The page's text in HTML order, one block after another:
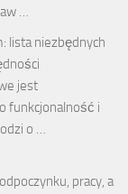
…
lista niezbędnych
jest
funkcjonalność i
o …
pracy, a